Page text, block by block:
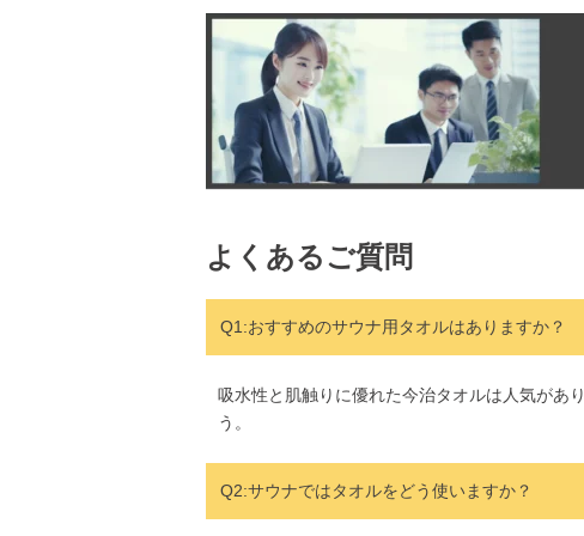
よくあるご質問
Q1:おすすめのサウナ用タオルはありますか？
吸水性と肌触りに優れた今治タオルは人気があ
う。
Q2:サウナではタオルをどう使いますか？